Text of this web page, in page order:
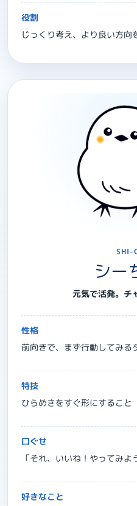
役割
じっくり考え、より良い方向
SHI-
シー
元気で活発。チ
性格
前向きで、まず行動してみる
特技
ひらめきをすぐ形にすること
口ぐせ
「それ、いいね！やってみよ
好きなこと